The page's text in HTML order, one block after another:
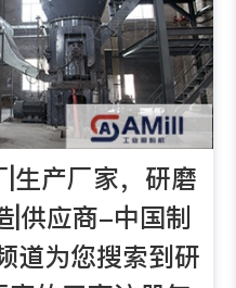
生产厂家，研磨
|供应商-中国制
道为您搜索到研